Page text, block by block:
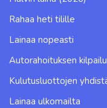
Rahaa heti tilille
Lainaa nopeasti
Autorahoituksen
Kulutusluottojen
Lainaa ulkomailta